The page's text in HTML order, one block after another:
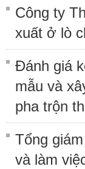
Công ty
xuất ở lò
Đánh giá
mẫu và
pha trộn
Tổng
và làm